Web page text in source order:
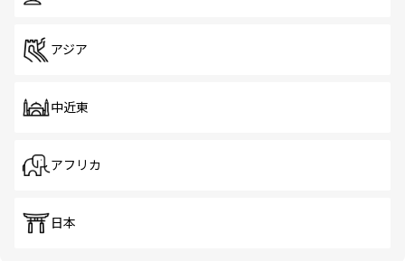
アジア
中近東
アフリカ
日本